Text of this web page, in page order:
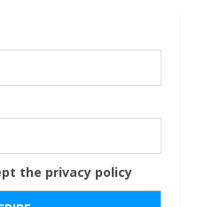
the privacy policy